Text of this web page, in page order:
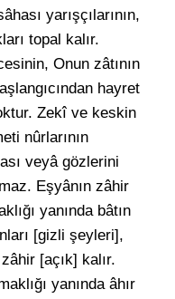
yarışçılarının,
topal kalır.
Onun zâtının
hayret
Zekî ve keskin
nûrlarının
veyâ gözlerini
Eşyânın zâhir
yanında bâtın
[gizli şeyleri],
[açık] kalır.
yanında âhır